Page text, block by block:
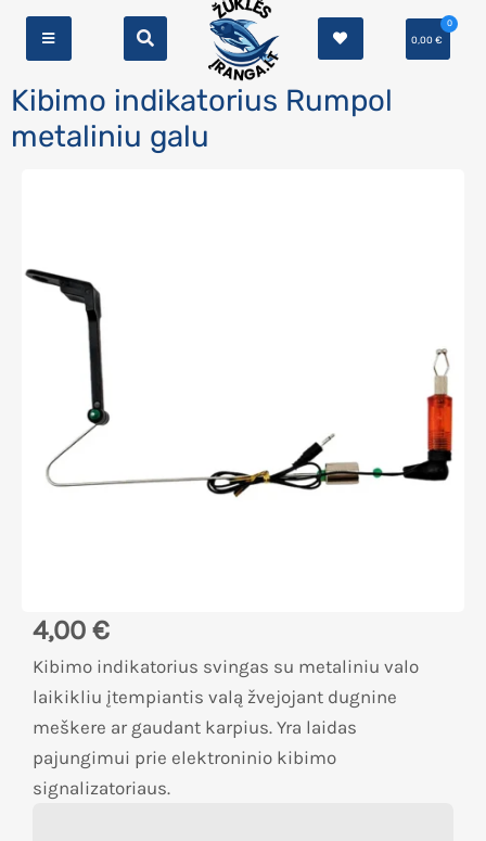
0,00€
0
Kibimo indikatorius Rumpol
metaliniu galu
4,00 €
Kibimo indikatorius svingas su metaliniu valo
laikikliu įtempiantis valą žvejojant dugnine
meškere ar gaudant karpius. Yra laidas
pajungimui prie elektroninio kibimo
signalizatoriaus.